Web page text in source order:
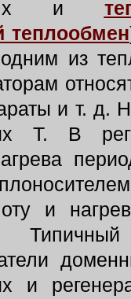
и
теплообмен
из
и т. д.
Т. В
и
и